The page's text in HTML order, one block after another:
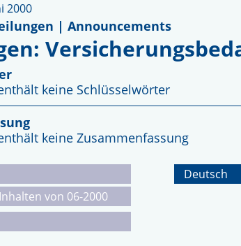
2000
| Announcements
keine Schlüsselwörter
keine Zusammenfassung
von 06-2000
Deutsch